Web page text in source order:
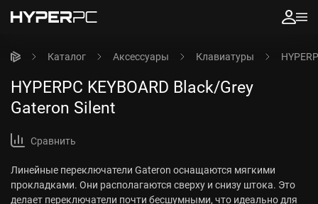
Каталог Аксессуары Клавиатуры
HYPERPC KEYBOARD Black/Grey
Gateron Silent
Сравнить
Линейные переключатели Gateron оснащаются мягкими
прокладками. Они располагаются сверху и снизу штока. Это
делает переключатели почти бесшумными, что идеально для